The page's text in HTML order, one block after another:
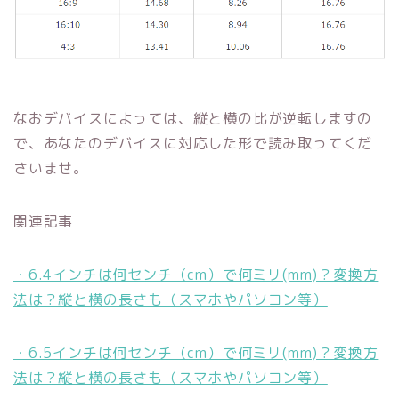
なおデバイスによっては、縦と横の比が逆転しますの
で、あなたのデバイスに対応した形で読み取ってくだ
さいませ。
関連記事
・6.4インチは何センチ（cm）で何ミリ(mm)？変換方
法は？縦と横の長さも（スマホやパソコン等）
・6.5インチは何センチ（cm）で何ミリ(mm)？変換方
法は？縦と横の長さも（スマホやパソコン等）